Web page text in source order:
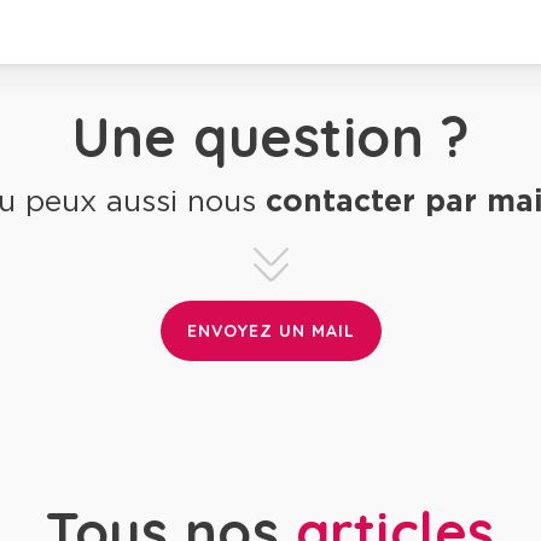
Une question ?
peux aussi nous contacter par
ENVOYEZ UN MAIL